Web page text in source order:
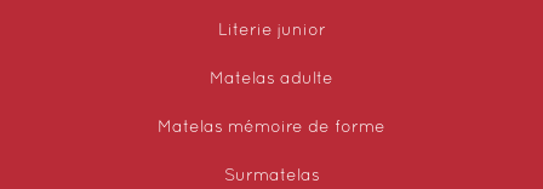
Literie junior
Matelas adulte
Matelas mémoire de forme
Surmatelas